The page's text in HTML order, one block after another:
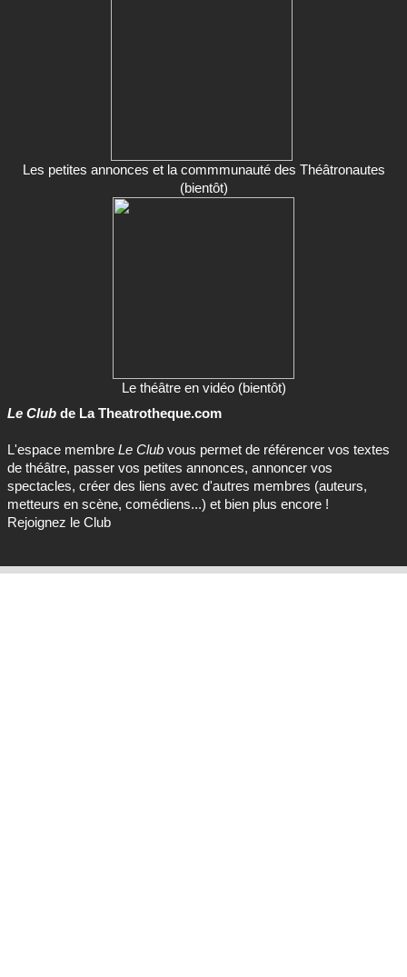
Les petites annonces et la commmunauté des Théâtronautes
(bientôt)
Le théâtre en vidéo (bientôt)
Le Club de La Theatrotheque.com
L'espace membre Le Club vous permet de référencer vos textes
de théâtre, passer vos petites annonces, annoncer vos
spectacles, créer des liens avec d'autres membres (auteurs,
metteurs en scène, comédiens...) et bien plus encore !
Rejoignez le Club